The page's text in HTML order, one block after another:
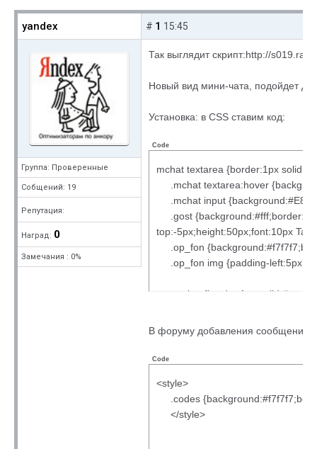
yandex
Группа: Проверенные
Собщений: 19
Репутация:
Наград: 0
Замечания : 0%
# 1 15:45
Так выглядит скрипт:http://
Новый вид мини-чата, подойдет
Установка: в CSS ставим код:
Code
mchat textarea {border:1px solid
.mchat textarea:hover
.mchat input
.gost
top:-5px;height:50px;font:10px
.op_fon
.op_fon img {padding-left:5px;
.option {border:1px solid
.option:hover
.cBlock
В форуму добавления сообщения:
Code
<style>
.codes
</style>